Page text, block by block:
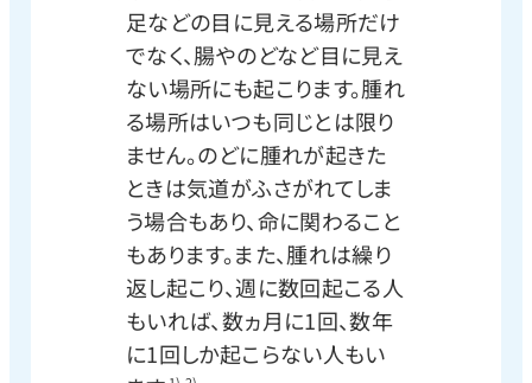
足などの目に見える場所だけ
でなく、腸やのどなど目に見え
ない場所にも起こります。腫れ
る場所はいつも同じとは限り
ません。のどに腫れが起きた
ときは気道がふさがれてしま
う場合もあり、命に関わること
もあります。また、腫れは繰り
返し起こり、週に数回起こる人
もいれば、数ヵ月に1回、数年
に1回しか起こらない人もい